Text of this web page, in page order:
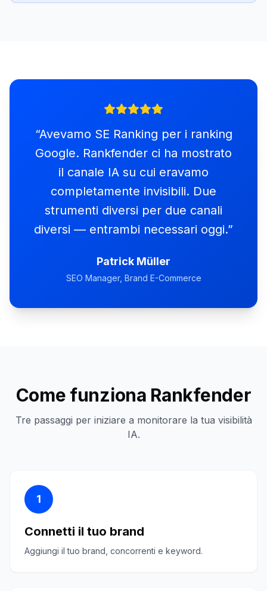
“Avevamo SE Ranking per i ranking
Google. Rankfender ci ha mostrato
il canale IA su cui eravamo
completamente invisibili. Due
strumenti diversi per due canali
diversi — entrambi necessari oggi.”
Patrick Müller
SEO Manager, Brand E-Commerce
Come funziona Rankfender
Tre passaggi per iniziare a monitorare la tua visibilità
IA.
1
Connetti il tuo brand
Aggiungi il tuo brand, concorrenti e keyword.